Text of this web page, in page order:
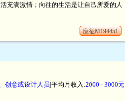
充满激情；向往的生活是让自己所爱的人
应征M194451
创意或设计人员|平均月收入:2000 - 3000元